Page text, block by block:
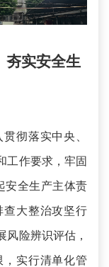
夯实安全生
彻落实中央、
工作要求，牢固
安全生产主体责
大整治攻坚行
险辨识评估，
实行清单化管